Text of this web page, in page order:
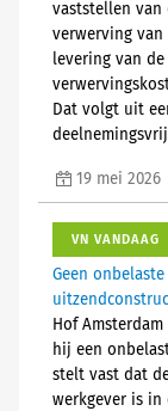
vaststellen
verwerving van
levering van
Dat volgt uit
19 mei 2026
VN VANDAAG
Geen
Hof
hij een
stelt vast dat
werkgever is